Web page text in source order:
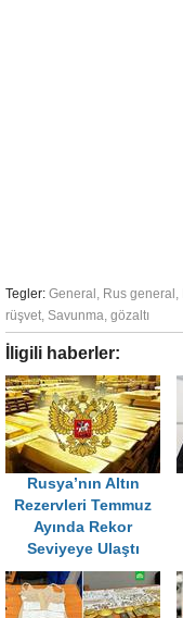
Tegler: General , Rus general ,
rüşvet, Savunma, gözaltı
İligili haberler:
Rusya’nın Altın
Rezervleri Temmuz
Ayında Rekor
Seviyeye Ulaştı